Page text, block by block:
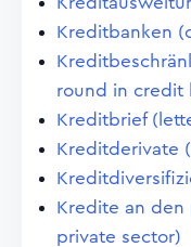
Kreditbanken
round in credit
Kreditbrief
Kreditderivate
Kredite an
private sector)